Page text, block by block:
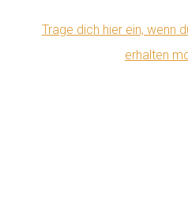
Trage dich hier ein, wenn
erhalten